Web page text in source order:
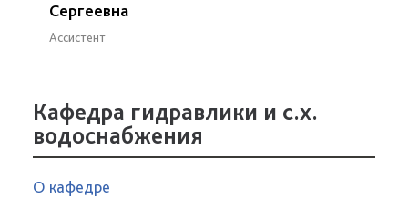
Сергеевна
Ассистент
Кафедра гидравлики и с.х.
водоснабжения
О кафедре